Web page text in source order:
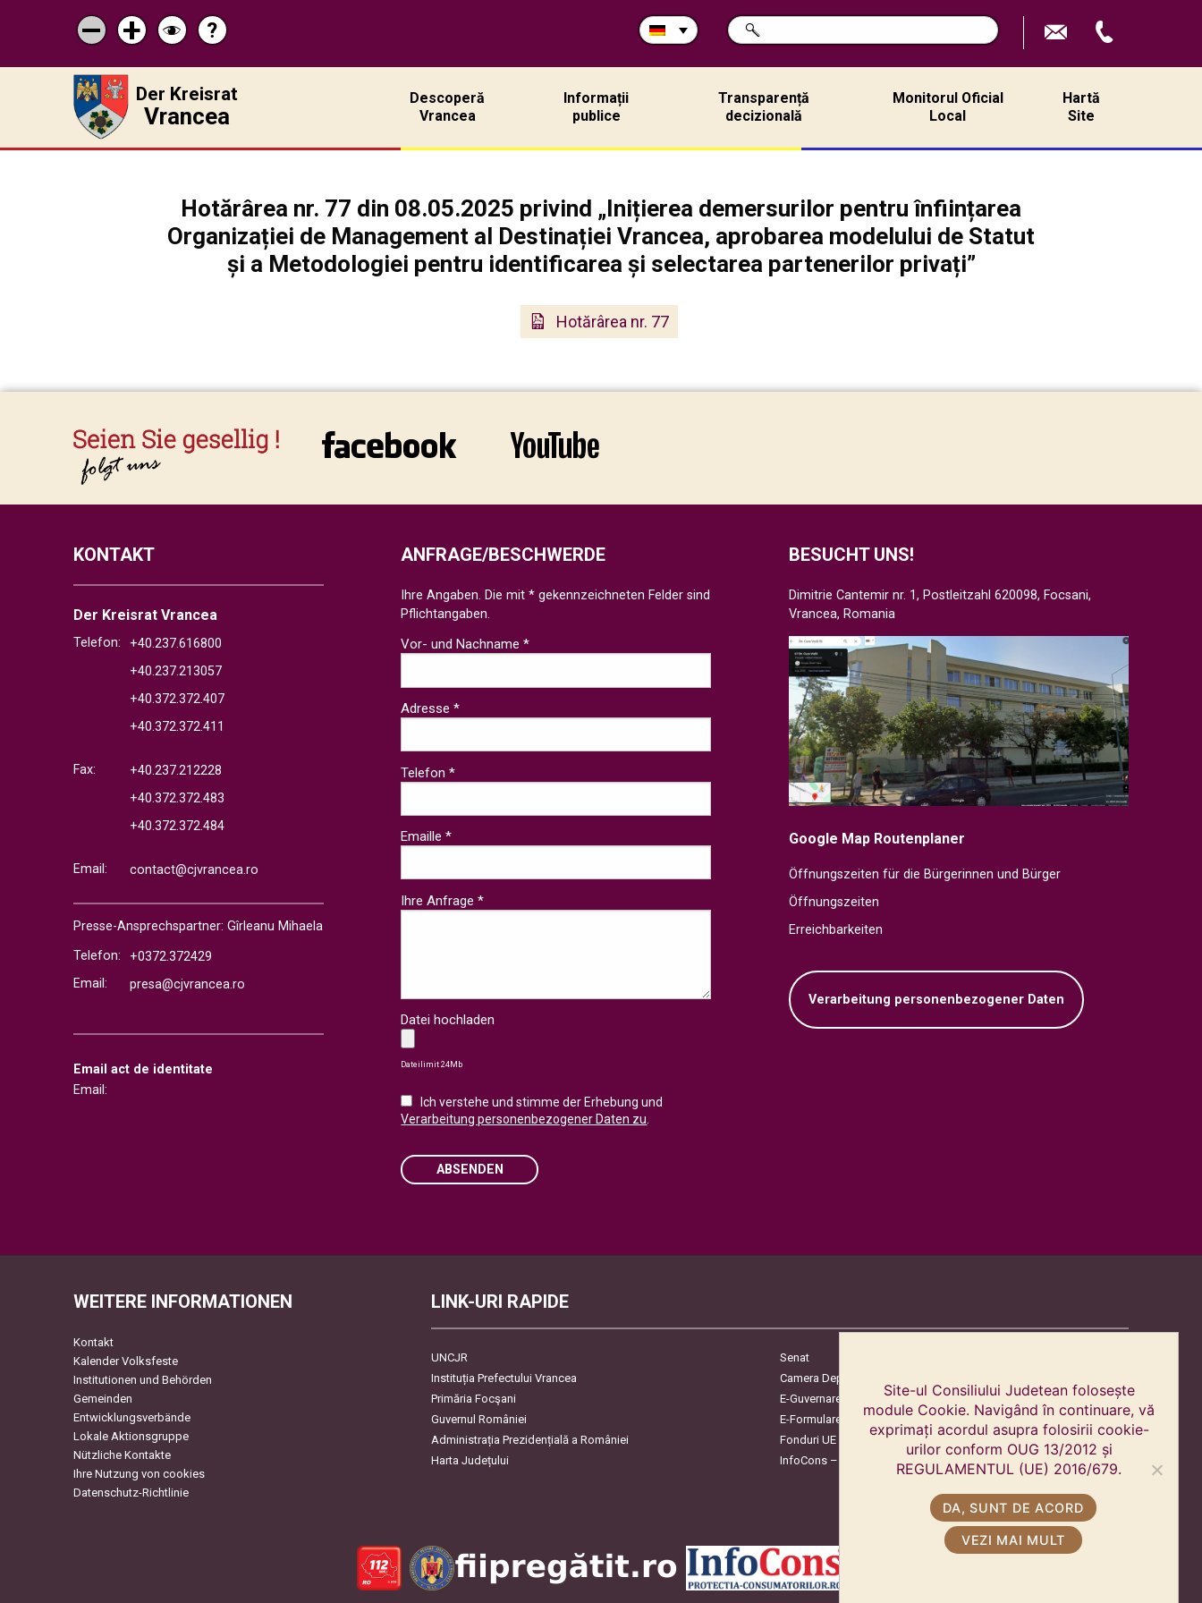
Micșorează
scrisul
Mărește
scrisul
Schimbă
contrastul
Pagina
de
ajutor
?
Durchsuchen
Sie
SUCHE
Der Kreisrat
Vrancea
Descoperă
Vrancea
Informații
publice
Transparență
decizională
Monitorul Oficial
Local
Hartă
Site
Hotărârea nr. 77 din 08.05.2025 privind „Inițierea demersurilor pentru înființarea
Organizației de Management al Destinației Vrancea, aprobarea modelului de Statut
și a Metodologiei pentru identificarea și selectarea partenerilor privați”
Hotărârea nr. 77
KONTAKT
Der Kreisrat Vrancea
Telefon:
+40.237.616800
+40.237.213057
+40.372.372.407
+40.372.372.411
Fax:
+40.237.212228
+40.372.372.483
+40.372.372.484
Email: contact@cjvrancea.ro
Presse-Ansprechspartner: Gîrleanu Mihaela
Telefon:
+0372.372429
Email:
presa@cjvrancea.ro
Email act de identitate
Email:
BESUCHT UNS!
Dimitrie Cantemir nr. 1, Postleitzahl 620098, Focsani,
Vrancea, Romania
Google Map Routenplaner
Öffnungszeiten für die Bürgerinnen und Bürger
Öffnungszeiten
Erreichbarkeiten
Verarbeitung personenbezogener Daten
ANFRAGE/BESCHWERDE
Ihre Angaben. Die mit * gekennzeichneten Felder sind
Pflichtangaben.
Vor- und Nachname *
Adresse *
Telefon *
Emaille *
Ihre Anfrage *
Datei hochladen
Dateilimit 24Mb
Ich verstehe und stimme der Erhebung und
Verarbeitung personenbezogener Daten zu.
ABSENDEN
WEITERE INFORMATIONEN
Kontakt
Kalender Volksfeste
Institutionen und Behörden
Gemeinden
Entwicklungsverbände
Lokale Aktionsgruppe
Nützliche Kontakte
Ihre Nutzung von cookies
Datenschutz-Richtlinie
LINK-URI RAPIDE
UNCJR
Senat
Instituția Prefectului Vrancea
Camera Deputaților
Primăria Focşani
E-Guvernare
Guvernul României
E-Formulare
Administrația Prezidențială a României
Fonduri UE
Harta Județului
InfoCons – Protecția Consumatorilor
Site-ul Consiliului Judetean folosește
module Cookie. Navigând în continuare, vă
exprimați acordul asupra folosirii cookie-
urilor conform OUG 13/2012 și
REGULAMENTUL (UE) 2016/679.
DA, SUNT DE ACORD
VEZI MAI MULT